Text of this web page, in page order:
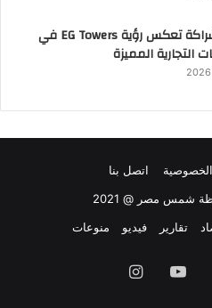
Princess.. شراكة تعكس رؤية EG Towers في
التجارية المميزة
اتصل بنا
شمس مصر @ 2021
تقارير فيديو منوعات
تويتر يوتيوب